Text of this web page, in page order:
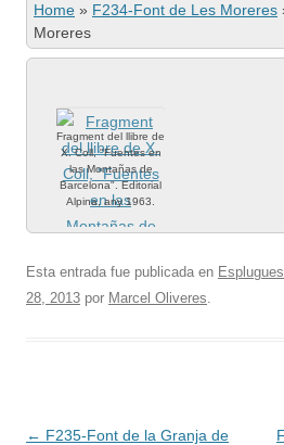
Home » F234-Font de Les Moreres
Moreres
Fragment del llibre de
X. Coll, "Fuentes en
las Montañas de
Barcelona". Editorial
Alpina, any 1963.
Esta entrada fue publicada en
28, 2013 por Marcel Oliveres.
Navegación
← F235-Font de la Granja de